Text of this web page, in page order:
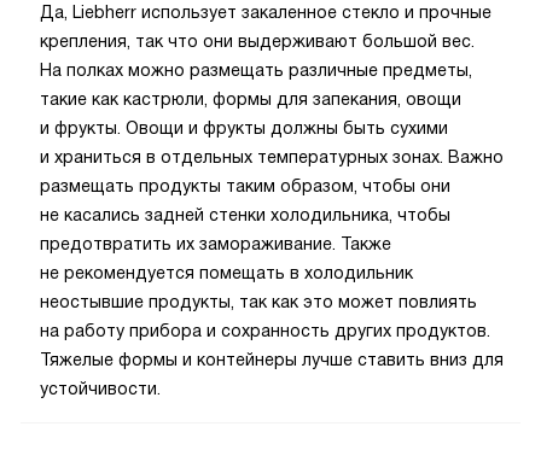
Да, Liebherr использует закаленное стекло и прочные
крепления, так что они выдерживают большой вес.
На полках можно размещать различные предметы,
такие как кастрюли, формы для запекания, овощи
и фрукты. Овощи и фрукты должны быть сухими
и храниться в отдельных температурных зонах. Важно
размещать продукты таким образом, чтобы они
не касались задней стенки холодильника, чтобы
предотвратить их замораживание. Также
не рекомендуется помещать в холодильник
неостывшие продукты, так как это может повлиять
на работу прибора и сохранность других продуктов.
Тяжелые формы и контейнеры лучше ставить вниз для
устойчивости.